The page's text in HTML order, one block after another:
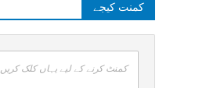
کمنت کیجے
کمنٹ کرنے کے لیے یہاں کلک کریں